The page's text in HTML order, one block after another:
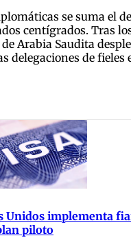
se suma el
centígrados. Tras
Arabia Saudita
delegaciones de
Unidos implementa
piloto